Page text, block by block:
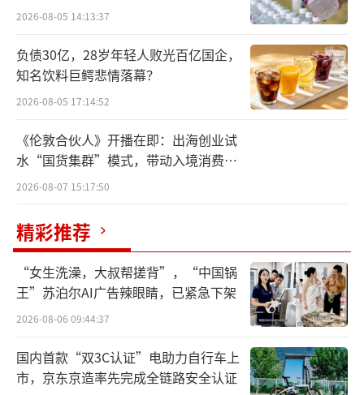
有行业人士向中华网财经表示，此次李莹
的接任，一方面是百度希望大模型嵌入到小度
旗下的产品中，例如智能屏搭载文心一言这
种；另一方面，或也与小度想加速IPO进程有
百度：是时候升级小度了
景鲲因个人原因将离职，往后由集团副总裁、
百度集团首席信息官（CIO）李莹担任小度科技
CEO，向集团董事长兼CEO李彦宏直接汇报。
对于此次干部调整，业内人士认为，意味
着小度将承担更多面向未来的使命，用大模型
加持小度增长。“期待李莹在新的岗位再创佳
2026-08-05 14:13:37
负债30亿，28岁年轻人败光百亿国企，
知名饮料巨鳄悲情落幕？
2026-08-05 17:14:52
《伦敦合伙人》开播在即：出海创业试
水“国货集群”模式，带动入境消费反
向种草
2026-08-07 15:17:50
精彩推荐
“女生洗澡，大叔帮搓背”，“中国锅
王”苏泊尔AI广告辣眼睛，已紧急下架
2026-08-06 09:44:37
国内首款“双3C认证”电助力自行车上
市，京东京造率先完成全链路安全认证